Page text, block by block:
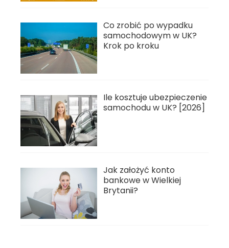
Co zrobić po wypadku
samochodowym w UK?
Krok po kroku
Ile kosztuje ubezpieczenie
samochodu w UK? [2026]
Jak założyć konto
bankowe w Wielkiej
Brytanii?